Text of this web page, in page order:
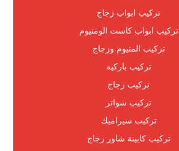
تركيب ابواب زجاج
تركيب ابواب كاست الومنيوم
تركيب المنيوم وزجاج
تركيب باركيه
تركيب زجاج
تركيب سواتر
تركيب سيراميك
تركيب كابينة شاور زجاج